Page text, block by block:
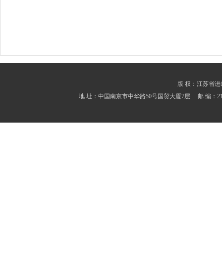
版 权：江苏省
地 址：中国南京市中华路50号国贸大厦7层 邮 编：